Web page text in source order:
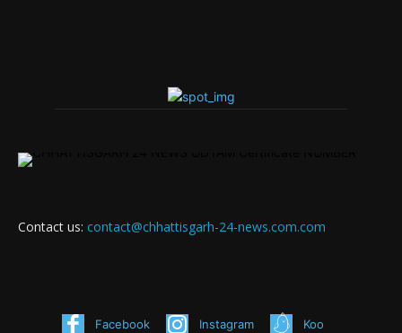
Contact us: contact@chhattisgarh-24-news.com.com
Facebook Instagram Koo